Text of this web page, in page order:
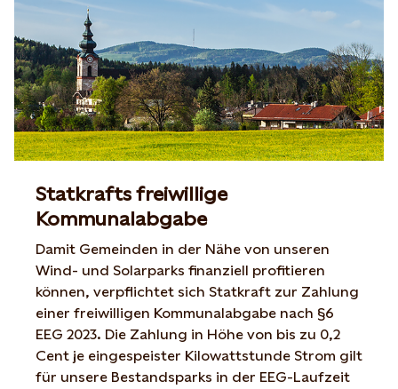
Statkrafts freiwillige
Kommunalabgabe
Damit Gemeinden in der Nähe von unseren
Wind- und Solarparks finanziell profitieren
können, verpflichtet sich Statkraft zur Zahlung
einer freiwilligen Kommunalabgabe nach §6
EEG 2023. Die Zahlung in Höhe von bis zu 0,2
Cent je eingespeister Kilowattstunde Strom gilt
für unsere Bestandsparks in der EEG-Laufzeit